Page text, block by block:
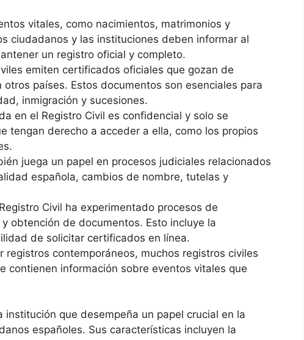
vitales, como nacimientos, matrimonios y
ciudadanos y las instituciones deben informar al
un registro oficial y completo.
emiten certificados oficiales que gozan de
países. Estos documentos son esenciales para
inmigración y sucesiones.
en el Registro Civil es confidencial y solo se
tengan derecho a acceder a ella, como los propios
juega un papel en procesos judiciales relacionados
española, cambios de nombre, tutelas y
Civil ha experimentado procesos de
obtención de documentos. Esto incluye la
de solicitar certificados en línea.
contemporáneos, muchos registros civiles
contienen información sobre eventos vitales que
institución que desempeña un papel crucial en la
españoles. Sus características incluyen la